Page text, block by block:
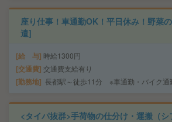
座り仕事！車通勤OK！平日休み！野菜
遣]
給 与 時給1300円
交通費 交通費支給有り
勤務地 長都駅～徒歩11分 ※車通勤・バイク通
<タイパ抜群>手荷物の仕分け・運搬（